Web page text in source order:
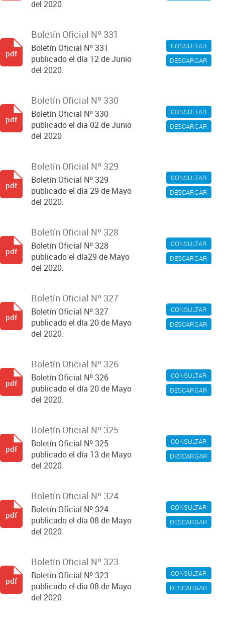
del 2020.
CONSULTAR
DESCARGAR
Boletín Oficial Nº 331
Boletín Oficial Nº 331
publicado el día 12 de Junio
del 2020.
pdf
CONSULTAR
DESCARGAR
Boletín Oficial Nº 330
Boletín Oficial Nº 330
publicado el dia 02 de Junio
del 2020
pdf
CONSULTAR
DESCARGAR
Boletín Oficial Nº 329
Boletín Oficial Nº 329
publicado el día 29 de Mayo
del 2020.
pdf
CONSULTAR
DESCARGAR
Boletín Oficial Nº 328
Boletín Oficial Nº 328
publicado el día29 de Mayo
del 2020.
pdf
CONSULTAR
DESCARGAR
Boletín Oficial Nº 327
Boletín Oficial Nº 327
publicado el día 20 de Mayo
del 2020.
pdf
CONSULTAR
DESCARGAR
Boletín Oficial Nº 326
Boletín Oficial Nº 326
publicado el día 20 de Mayo
del 2020.
pdf
CONSULTAR
DESCARGAR
Boletín Oficial Nº 325
Boletín Oficial Nº 325
publicado el día 13 de Mayo
del 2020.
pdf
CONSULTAR
DESCARGAR
Boletín Oficial Nº 324
Boletín Oficial Nº 324
publicado el día 08 de Mayo
del 2020.
pdf
CONSULTAR
DESCARGAR
Boletín Oficial Nº 323
Boletín Oficial Nº 323
publicado el dia 08 de Mayo
del 2020.
pdf